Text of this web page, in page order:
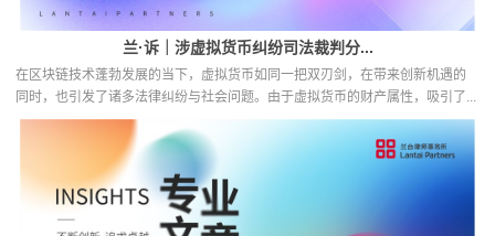
兰·诉｜涉虚拟货币纠纷司法裁判分...
在区块链技术蓬勃发展的当下，虚拟货币如同一把双刃剑，在带来创新机遇的
同时，也引发了诸多法律纠纷与社会问题。由于虚拟货币的财产属性，吸引了...